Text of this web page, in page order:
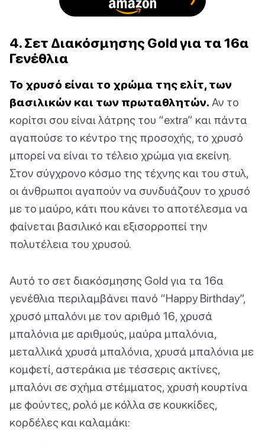
4. Σετ Διακόσμησης Gold για τα 16α
Γενέθλια
Το χρυσό είναι το χρώμα της ελίτ, των
βασιλικών και των πρωταθλητών. Αν το
κορίτσι σου είναι λάτρης του “extra” και πάντα
αγαπούσε το κέντρο της προσοχής, το χρυσό
μπορεί να είναι το τέλειο χρώμα για εκείνη.
Στον σύγχρονο κόσμο της τέχνης και του στυλ,
οι άνθρωποι αγαπούν να συνδυάζουν το χρυσό
με το μαύρο, κάτι που κάνει το αποτέλεσμα να
φαίνεται βασιλικό και εξισορροπεί την
πολυτέλεια του χρυσού.
Αυτό το σετ διακόσμησης Gold για τα 16α
γενέθλια περιλαμβάνει πανό “Happy Birthday”,
χρυσό μπαλόνι με τον αριθμό 16, χρυσά
μπαλόνια με αριθμούς, μαύρα μπαλόνια,
μεταλλικά χρυσά μπαλόνια, χρυσά μπαλόνια με
κομφετί, αστεράκια με τέσσερις ακτίνες,
μπαλόνι σε σχήμα στέμματος, χρυσή κουρτίνα
με φούντες, ρολό με κόλλα σε κουκκίδες,
κορδέλες και καλαμάκι: